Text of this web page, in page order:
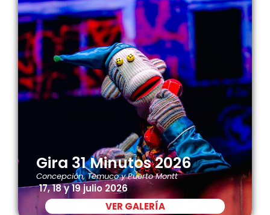
Gira 31 Minutos 2026
Concepción, Temuco y Puerto Montt
17, 18 y 19 julio 2026
VER GALERÍA